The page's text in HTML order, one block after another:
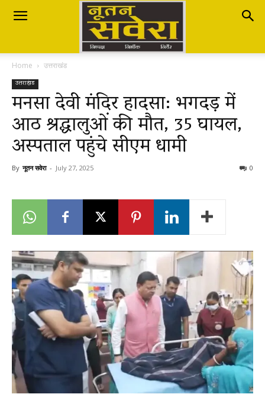
Nutan
Savera
नूतन
सवेरा
Breaking
News
LIVE
Home उत्तराखंड
उत्तराखंड
मनसा देवी मंदिर हादसा: भगदड़ में
आठ श्रद्धालुओं की मौत, 35 घायल,
अस्पताल पहुंचे सीएम धामी
By नूतन सवेरा - July 27, 2025 0